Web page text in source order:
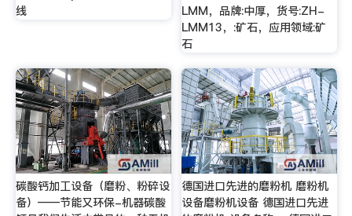
线
LMM，品牌:中厚，货号:ZH-
LMM13，:矿石，应用领域:矿
石
碳酸钙加工设备（磨粉、粉碎设
备）——节能又环保-机器碳酸
德国进口先进的磨粉机 磨粉机
设备磨粉机设备 德国进口先进